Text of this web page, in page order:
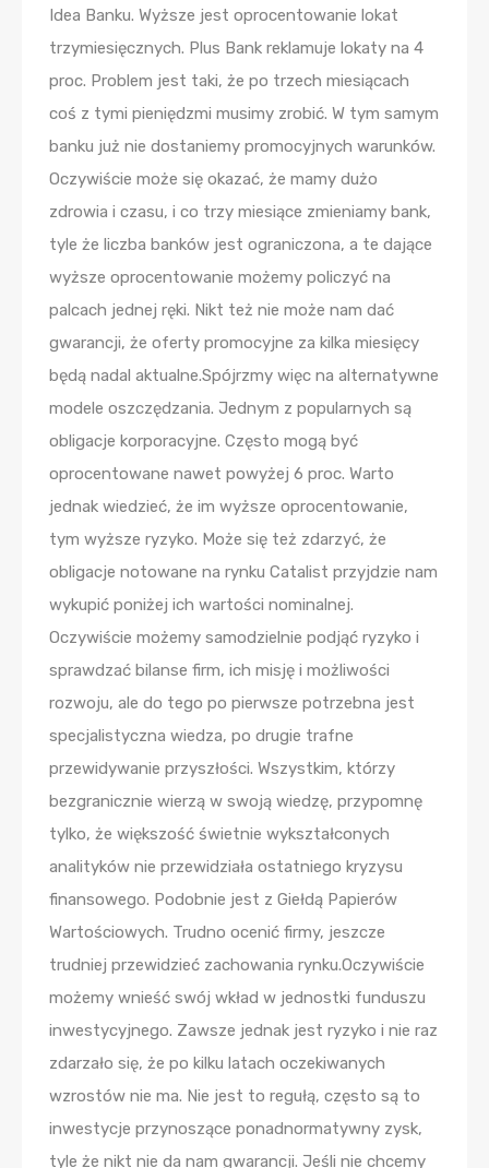
Idea Banku. Wyższe jest oprocentowanie lokat
trzymiesięcznych. Plus Bank reklamuje lokaty na 4
proc. Problem jest taki, że po trzech miesiącach
coś z tymi pieniędzmi musimy zrobić. W tym samym
banku już nie dostaniemy promocyjnych warunków.
Oczywiście może się okazać, że mamy dużo
zdrowia i czasu, i co trzy miesiące zmieniamy bank,
tyle że liczba banków jest ograniczona, a te dające
wyższe oprocentowanie możemy policzyć na
palcach jednej ręki. Nikt też nie może nam dać
gwarancji, że oferty promocyjne za kilka miesięcy
będą nadal aktualne.Spójrzmy więc na alternatywne
modele oszczędzania. Jednym z popularnych są
obligacje korporacyjne. Często mogą być
oprocentowane nawet powyżej 6 proc. Warto
jednak wiedzieć, że im wyższe oprocentowanie,
tym wyższe ryzyko. Może się też zdarzyć, że
obligacje notowane na rynku Catalist przyjdzie nam
wykupić poniżej ich wartości nominalnej.
Oczywiście możemy samodzielnie podjąć ryzyko i
sprawdzać bilanse firm, ich misję i możliwości
rozwoju, ale do tego po pierwsze potrzebna jest
specjalistyczna wiedza, po drugie trafne
przewidywanie przyszłości. Wszystkim, którzy
bezgranicznie wierzą w swoją wiedzę, przypomnę
tylko, że większość świetnie wykształconych
analityków nie przewidziała ostatniego kryzysu
finansowego. Podobnie jest z Giełdą Papierów
Wartościowych. Trudno ocenić firmy, jeszcze
trudniej przewidzieć zachowania rynku.Oczywiście
możemy wnieść swój wkład w jednostki funduszu
inwestycyjnego. Zawsze jednak jest ryzyko i nie raz
zdarzało się, że po kilku latach oczekiwanych
wzrostów nie ma. Nie jest to regułą, często są to
inwestycje przynoszące ponadnormatywny zysk,
tyle że nikt nie da nam gwarancji. Jeśli nie chcemy